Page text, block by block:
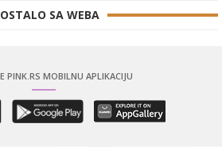
OSTALO SA WEBA
PINK.RS MOBILNU APLIKACIJU